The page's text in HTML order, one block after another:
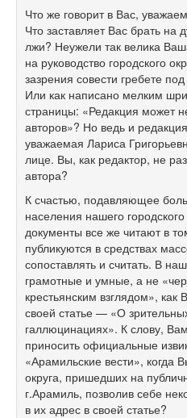
Что же говорит в Вас,
Что заставляет Вас брать на
лжи? Неужели так велика
на руководство городского
зазрения совести гребете
Или как написано мелким
страницы: «Редакция может
авторов»? Но ведь и
уважаемая Лариса
лице. Вы, как редактор, не
автора?
К счастью, подавляющее
населения нашего
документы все же читают в
публикуются в средствах
сопоставлять и считать. В
грамотные и умные, а не
крестьянским взглядом», как
своей статье — «О
галлюцинациях». К слову,
приносить официальные
«Арамильские вести», когда
округа, пришедших на
г.Арамиль, позволив себе
в их адрес в своей статье?